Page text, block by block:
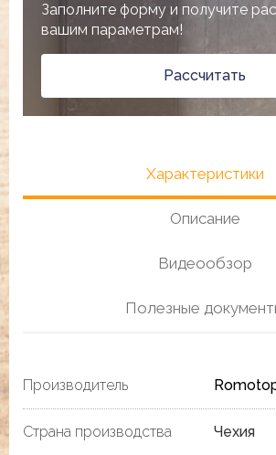
Заполните форму и получите
вашим параметрам!
Рассчитать
Характеристики
Описание
Видеообзор
Полезные
Производитель
Страна производства Чехия